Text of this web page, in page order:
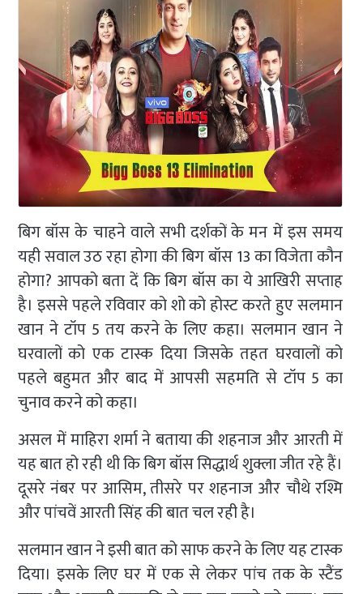
बिग बॉस के चाहने वाले सभी दर्शकों के मन में इस समय
यही सवाल उठ रहा होगा की बिग बॉस 13 का विजेता कौन
होगा? आपको बता दें कि बिग बॉस का ये आखिरी सप्ताह
है। इससे पहले रविवार को शो को होस्ट करते हुए सलमान
खान ने टॉप 5 तय करने के लिए कहा। सलमान खान ने
घरवालों को एक टास्क दिया जिसके तहत घरवालों को
पहले बहुमत और बाद में आपसी सहमति से टॉप 5 का
चुनाव करने को कहा।
असल में माहिरा शर्मा ने बताया की शहनाज और आरती में
यह बात हो रही थी कि बिग बॉस सिद्धार्थ शुक्ला जीत रहे हैं।
दूसरे नंबर पर आसिम, तीसरे पर शहनाज और चौ‌थे रश्मि
और पांचवें आरती सिंह की बात चल रही है।
सलमान खान ने इसी बात को साफ करने के लिए यह टास्क
दिया। इसके लिए घर में एक से लेकर पांच तक के स्टैंड